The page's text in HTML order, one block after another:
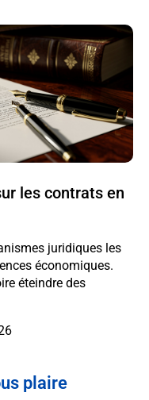
les contrats en
juridiques les
économiques.
éteindre des
plaire